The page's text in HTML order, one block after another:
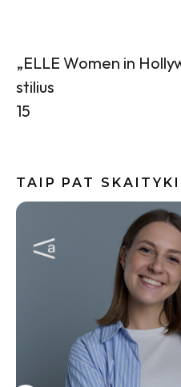
„ELLE Women in
stilius
15
TAIP PAT
Šaldiklis apaugo storu
darote ne taip?